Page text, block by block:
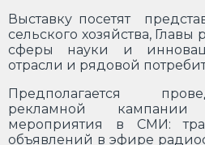
Выставку посетят
сельского хозяйства,
сферы науки и
отрасли и рядовой
Предполагается
рекламной
мероприятия в СМИ:
объявлений в эфире